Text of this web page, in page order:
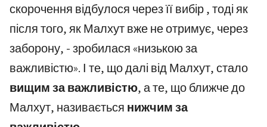
скорочення відбулося через її вибір , тоді як
після того, як Малхут вже не отримує, через
заборону, - зробилася «низькою за
важливістю». І те, що далі від Малхут, стало
вищим за важливістю, а те, що ближче до
Малхут, називається нижчим за